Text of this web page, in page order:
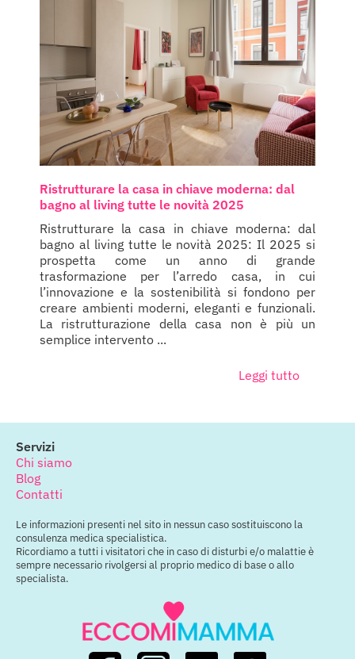
Ristrutturare la casa in chiave moderna: dal
bagno al living tutte le novità 2025
Ristrutturare la casa in chiave moderna: dal
bagno al living tutte le novità 2025: Il 2025 si
prospetta come un anno di grande
trasformazione per l’arredo casa, in cui
l’innovazione e la sostenibilità si fondono per
creare ambienti moderni, eleganti e funzionali.
La ristrutturazione della casa non è più un
semplice intervento ...
Leggi tutto
Servizi
Chi siamo
Blog
Contatti
Le informazioni presenti nel sito in nessun caso sostituiscono la
consulenza medica specialistica.
Ricordiamo a tutti i visitatori che in caso di disturbi e/o malattie è
sempre necessario rivolgersi al proprio medico di base o allo
specialista.